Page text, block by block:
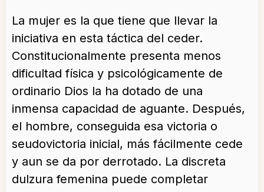
La mujer es la que tiene que llevar la
iniciativa en esta táctica del ceder.
Constitucionalmente presenta menos
dificultad física y psicológicamente de
ordinario Dios la ha dotado de una
inmensa capacidad de aguante. Después,
el hombre, conseguida esa victoria o
seudovictoria inicial, más fácilmente cede
y aun se da por derrotado. La discreta
dulzura femenina puede completar